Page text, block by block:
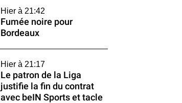
Hier à 21:42
Fumée noire pour
Bordeaux
Hier à 21:17
Le patron de la Liga
justifie la fin du contrat
avec beIN Sports et tacle